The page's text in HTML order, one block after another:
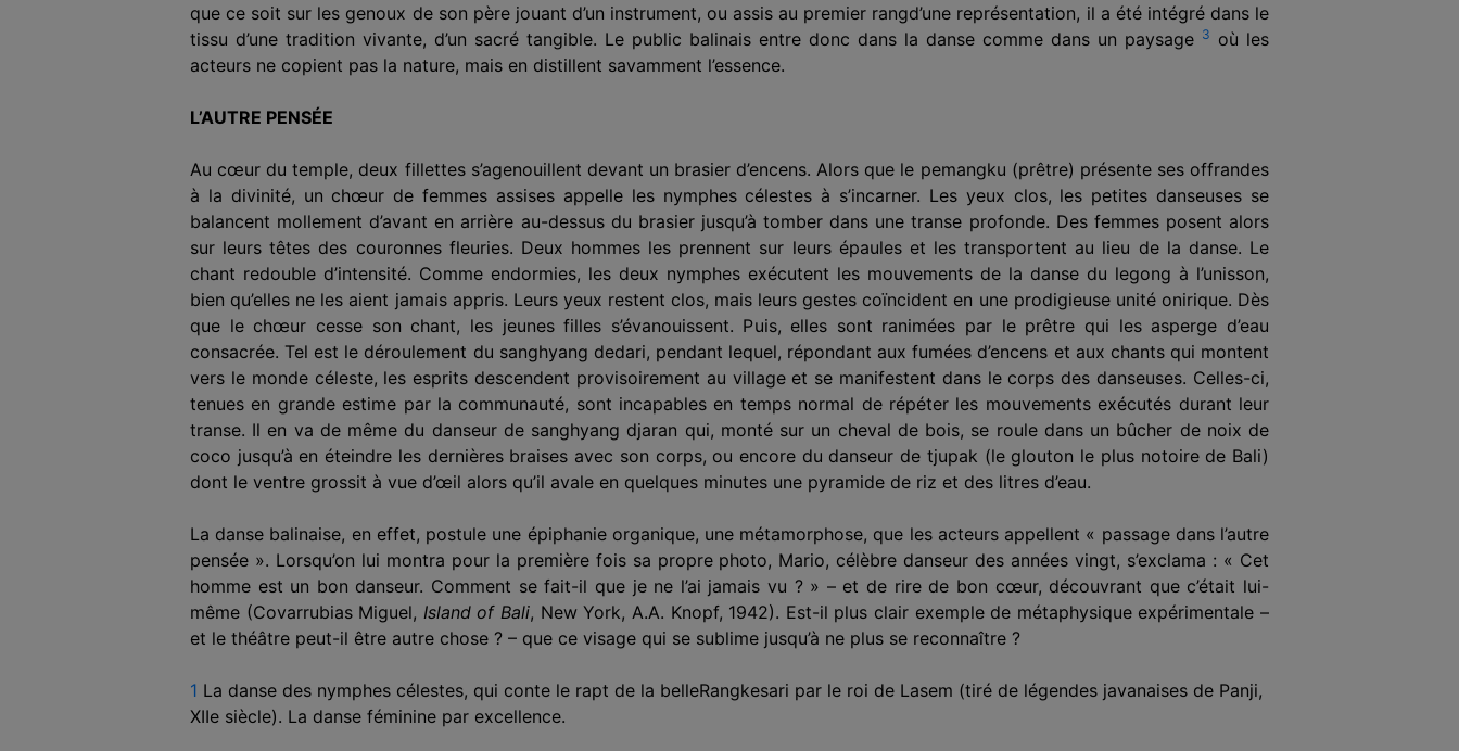
que ce soit sur les genoux de son père jouant d’un instrument, ou assis au premier rangd’une représentation, il a été intégré dans le
tissu d’une tradition vivante, d’un sacré tangible. Le public balinais entre donc dans la danse comme dans un paysage 3 où les
acteurs ne copient pas la nature, mais en distillent savamment l’essence.
L’AUTRE PENSÉE
Au cœur du temple, deux fillettes s’agenouillent devant un brasier d’encens. Alors que le pemangku (prêtre) présente ses offrandes
à la divinité, un chœur de femmes assises appelle les nymphes célestes à s’incarner. Les yeux clos, les petites danseuses se
balancent mollement d’avant en arrière au-dessus du brasier jusqu’à tomber dans une transe profonde. Des femmes posent alors
sur leurs têtes des couronnes fleuries. Deux hommes les prennent sur leurs épaules et les transportent au lieu de la danse. Le
chant redouble d’intensité. Comme endormies, les deux nymphes exécutent les mouvements de la danse du legong à l’unisson,
bien qu’elles ne les aient jamais appris. Leurs yeux restent clos, mais leurs gestes coïncident en une prodigieuse unité onirique. Dès
que le chœur cesse son chant, les jeunes filles s’éva­nouissent. Puis, elles sont ranimées par le prêtre qui les asperge d’eau
consacrée. Tel est le déroulement du sanghyang dedari, pendant lequel, répondant aux fumées d’encens et aux chants qui montent
vers le monde céleste, les esprits descendent provisoirement au village et se manifestent dans le corps des danseuses. Celles-ci,
tenues en grande estime par la communauté, sont inca­pables en temps normal de répéter les mouvements exécutés durant leur
transe. Il en va de même du danseur de sanghyang djaran qui, monté sur un cheval de bois, se roule dans un bûcher de noix de
coco jusqu’à en éteindre les dernières braises avec son corps, ou encore du danseur de tjupak (le glouton le plus notoire de Bali)
dont le ventre grossit à vue d’œil alors qu’il avale en quelques minutes une pyramide de riz et des litres d’eau.
La danse balinaise, en effet, postule une épiphanie orga­nique, une métamorphose, que les acteurs appellent « passage dans l’autre
pensée ». Lorsqu’on lui montra pour la première fois sa propre photo, Mario, célèbre danseur des années vingt, s’exclama : « Cet
homme est un bon danseur. Comment se fait-il que je ne l’ai jamais vu ? » – et de rire de bon cœur, découvrant que c’était lui-
même (Covarrubias Miguel, Island of Bali, New York, A.A. Knopf, 1942). Est-il plus clair exemple de métaphysique expérimentale –
et le théâtre peut-il être autre chose ? – que ce visage qui se sublime jusqu’à ne plus se reconnaître ?
1 La danse des nymphes célestes, qui conte le rapt de la belleRangkesari par le roi de Lasem (tiré de légendes javanaises de Panji,
XIIe siècle). La danse féminine par excellence.